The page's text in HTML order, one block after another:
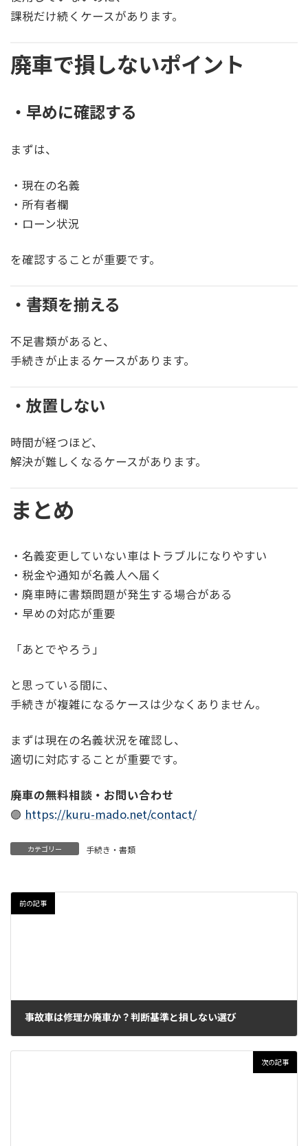
課税だけ続くケースがあります。
廃車で損しないポイント
・早めに確認する
まずは、
・現在の名義
・所有者欄
・ローン状況
を確認することが重要です。
・書類を揃える
不足書類があると、
手続きが止まるケースがあります。
・放置しない
時間が経つほど、
解決が難しくなるケースがあります。
まとめ
・名義変更していない車はトラブルになりやすい
・税金や通知が名義人へ届く
・廃車時に書類問題が発生する場合がある
・早めの対応が重要
「あとでやろう」
と思っている間に、
手続きが複雑になるケースは少なくありません。
まずは現在の名義状況を確認し、
適切に対応することが重要です。
廃車の無料相談・お問い合わせ
🟣 https://kuru-mado.net/contact/
カテゴリー 手続き・書類
前の記事
事故車は修理か廃車か？判断基準と損しない選び
次の記事